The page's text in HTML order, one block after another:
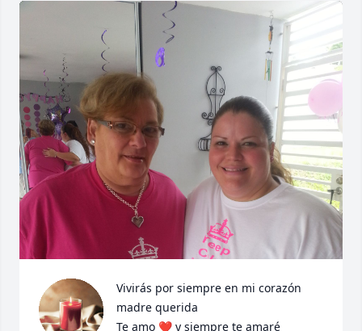
Vivirás por siempre en mi corazón
madre querida
Te amo ❤️ y siempre te amaré